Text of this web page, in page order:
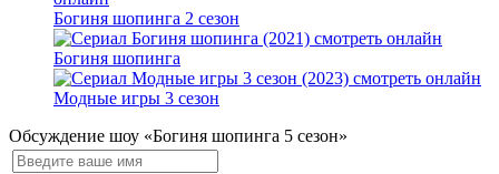
Богиня шопинга 2 сезон
Богиня шопинга
Модные игры 3 сезон
Обсуждение шоу «Богиня шопинга 5 сезон»